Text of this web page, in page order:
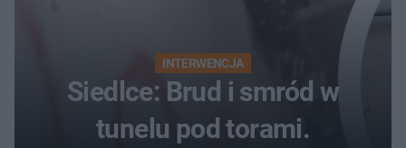
INTERWENCJA
Siedlce: Brud i smród w
tunelu pod torami.